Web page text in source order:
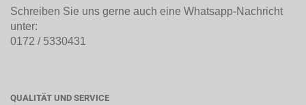
Schreiben Sie uns gerne auch eine Whatsapp-Nachricht
unter:
0172 / 5330431
QUALITÄT UND SERVICE